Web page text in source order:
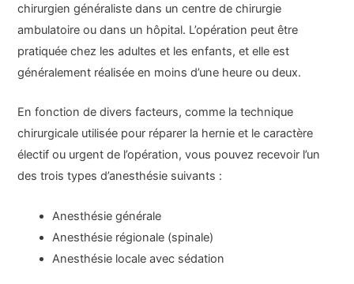
chirurgien généraliste dans un centre de chirurgie
ambulatoire ou dans un hôpital. L’opération peut être
pratiquée chez les adultes et les enfants, et elle est
généralement réalisée en moins d’une heure ou deux.
En fonction de divers facteurs, comme la technique
chirurgicale utilisée pour réparer la hernie et le caractère
électif ou urgent de l’opération, vous pouvez recevoir l’un
des trois types d’anesthésie suivants :
Anesthésie générale
Anesthésie régionale (spinale)
Anesthésie locale avec sédation